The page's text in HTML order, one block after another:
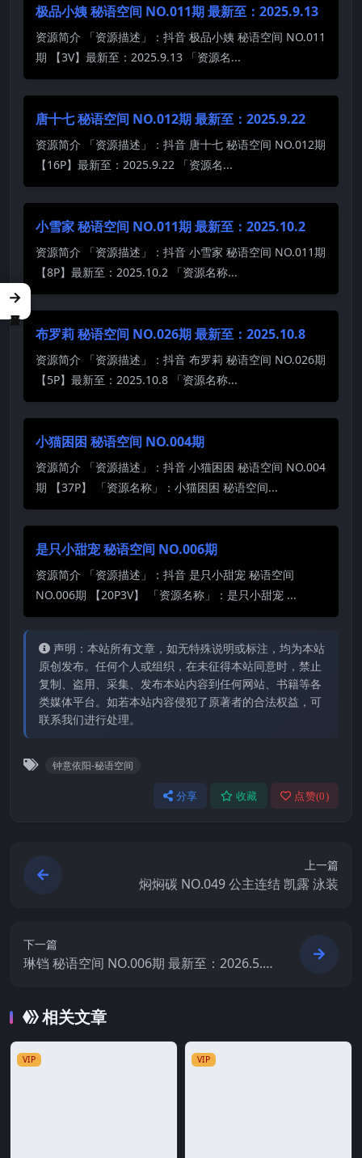
极品小姨 秘语空间 NO.011期 最新至：2025.9.13
资源简介 「资源描述」：抖音 极品小姨 秘语空间 NO.011
期 【3V】最新至：2025.9.13 「资源名...
唐十七 秘语空间 NO.012期 最新至：2025.9.22
资源简介 「资源描述」：抖音 唐十七 秘语空间 NO.012期
【16P】最新至：2025.9.22 「资源名...
小雪家 秘语空间 NO.011期 最新至：2025.10.2
资源简介 「资源描述」：抖音 小雪家 秘语空间 NO.011期
【8P】最新至：2025.10.2 「资源名称...
布罗莉 秘语空间 NO.026期 最新至：2025.10.8
资源简介 「资源描述」：抖音 布罗莉 秘语空间 NO.026期
【5P】最新至：2025.10.8 「资源名称...
小猫困困 秘语空间 NO.004期
资源简介 「资源描述」：抖音 小猫困困 秘语空间 NO.004
期 【37P】 「资源名称」：小猫困困 秘语空间...
是只小甜宠 秘语空间 NO.006期
资源简介 「资源描述」：抖音 是只小甜宠 秘语空间
NO.006期 【20P3V】 「资源名称」：是只小甜宠 ...
声明：本站所有文章，如无特殊说明或标注，均为本站
原创发布。任何个人或组织，在未征得本站同意时，禁止
复制、盗用、采集、发布本站内容到任何网站、书籍等各
类媒体平台。如若本站内容侵犯了原著者的合法权益，可
联系我们进行处理。
钟意依阳-秘语空间
分享 收藏 点赞(0)
上一篇
焖焖碳 NO.049 公主连结 凯露 泳装
下一篇
琳铛 秘语空间 NO.006期 最新至：2026.5.1
相关文章
VIP VIP
→